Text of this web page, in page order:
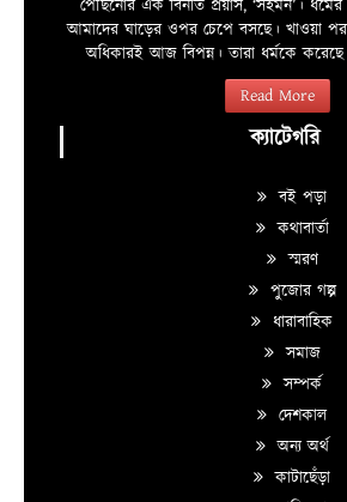
পৌঁছনোর এক বিনীত প্রয়াস, ‘সহমন’।
আমাদের ঘাড়ের ওপর চেপে বসছে। খাওয়া
অধিকারই আজ বিপন্ন। তারা ধর্মকে করেছে
Read More
ক্যাটেগরি
বই পড়া
কথাবার্তা
স্মরণ
পুজোর গল্প
ধারাবাহিক
সমাজ
সম্পর্ক
দেশকাল
অন্য অর্থ
কাটাছেঁড়া